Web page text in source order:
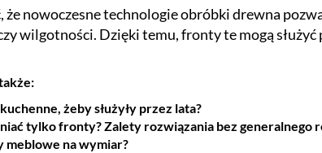
że nowoczesne technologie obróbki drewna
wilgotności. Dzięki temu, fronty te mogą służyć
żeby służyły przez lata?
tylko fronty? Zalety rozwiązania bez generalnego
meblowe na wymiar?